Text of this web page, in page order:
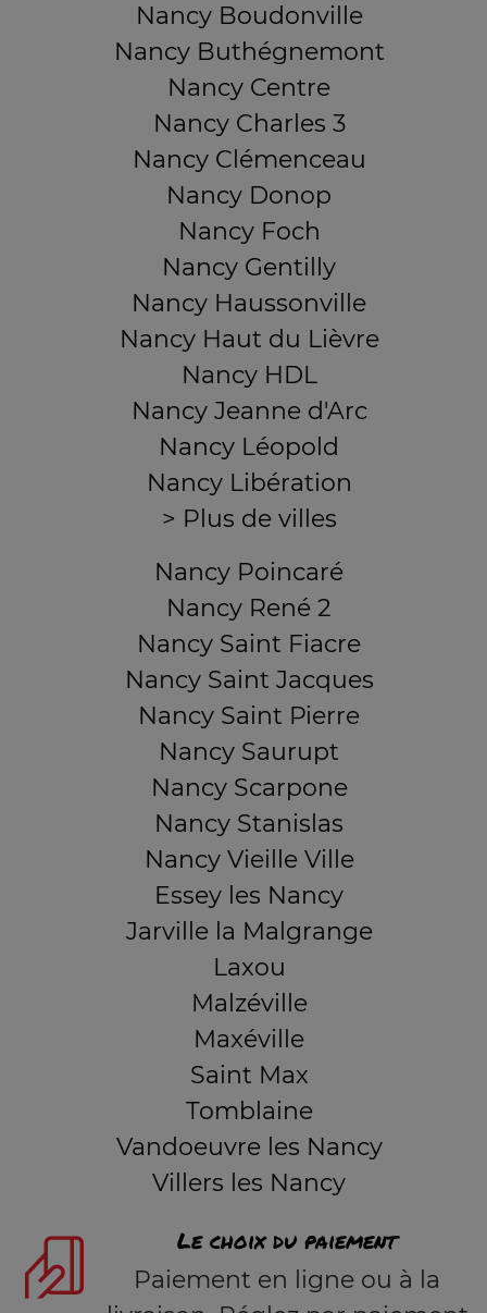
Nancy Boudonville
Nancy Buthégnemont
Nancy Centre
Nancy Charles 3
Nancy Clémenceau
Nancy Donop
Nancy Foch
Nancy Gentilly
Nancy Haussonville
Nancy Haut du Lièvre
Nancy HDL
Nancy Jeanne d'Arc
Nancy Léopold
Nancy Libération
> Plus de villes
Nancy Poincaré
Nancy René 2
Nancy Saint Fiacre
Nancy Saint Jacques
Nancy Saint Pierre
Nancy Saurupt
Nancy Scarpone
Nancy Stanislas
Nancy Vieille Ville
Essey les Nancy
Jarville la Malgrange
Laxou
Malzéville
Maxéville
Saint Max
Tomblaine
Vandoeuvre les Nancy
Villers les Nancy
Le choix du paiement
Paiement en ligne ou à la